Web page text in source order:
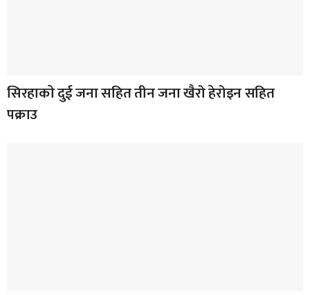
सिरहाकाे दुई जना सहित तीन जना खैरो हेरोइन सहित
पक्राउ